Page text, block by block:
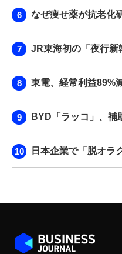
なぜ痩せ薬が抗老化
JR東海初の「夜行新
東電、経常利益89%
BYD「ラッコ」、補
日本企業で「脱オラ